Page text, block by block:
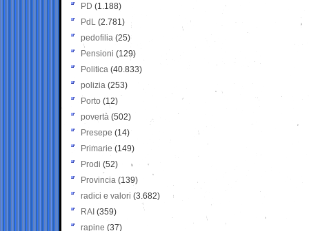
PD (1.188)
PdL (2.781)
pedofilia (25)
Pensioni (129)
Politica (40.833)
polizia (253)
Porto (12)
povertà (502)
Presepe (14)
Primarie (149)
Prodi (52)
Provincia (139)
radici e valori (3.682)
RAI (359)
rapine (37)